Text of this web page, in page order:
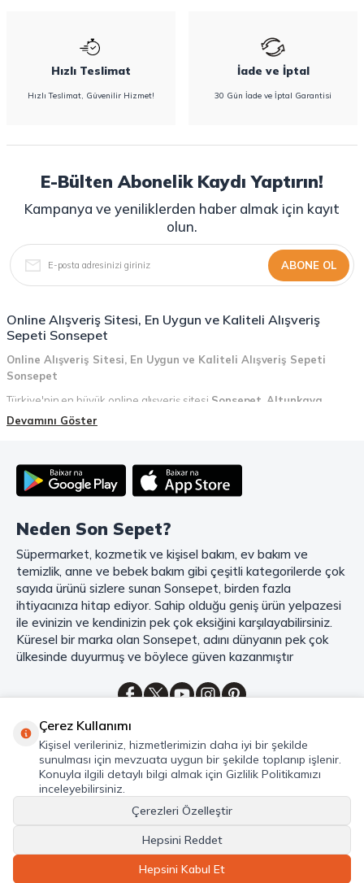
Hızlı Teslimat
Hızlı Teslimat, Güvenilir Hizmet!
İade ve İptal
30 Gün İade ve İptal Garantisi
E-Bülten Abonelik Kaydı Yaptırın!
Kampanya ve yeniliklerden haber almak için kayıt
olun.
ABONE OL
Online Alışveriş Sitesi, En Uygun ve Kaliteli Alışveriş
Sepeti Sonsepet
Online Alışveriş Sitesi, En Uygun ve Kaliteli Alışveriş Sepeti
Sonsepet
Türkiye'nin en büyük online alışveriş sitesi Sonsepet Altunkaya
Holdinggüvencesiyle hizmet vermektedir! Sonsepet, online alışveriş
teslimat ve güvenli ödeme seçenekleriyle, alışveriş yaparken
zamanınızı ve paranızı en verimli şekilde kullanırsınız.
Mahmood Coffee ile Kahve Keyfinizi Sonsepet'te Yaşayın!
Mahmood Coffee markasının eşsiz lezzetleriyle tanışın ve kahve
keyfinizi doruklara çıkarın. Filtre ve çekirdek kahve, kapsül kahve,
granül kahve, gold kahve, klasik kahve ve Türk kahvesi gibi birbirinden
lezzetli seçenekler arasından favorinizi seçin. Eğer pratik ve hızlı bir
kahve arıyorsanız, hazır Türk kahvesi ve cappuccino gibi seçenekler de
sizleri bekliyor. Sıcak çikolata ve kahve kreması ile kahve keyfinize
lezzet katabilirsiniz. Kahve tutkunlarının vazgeçilmezi olan bu ürünler,
keşfedin ve kahve keyfinizi doyasıya yaşayın!
Çayın büyülü dünyasına hoş geldiniz! Sonsepet, çay tutkunlarının
hayallerini süsleyenMahmood Teaçeşitlerini sizlerle buluşturuyor.
Seylan Çayı'nın benzersiz lezzetiyle tanışın ve çay demlemenin tadını
baştan yaşayın. Dökme çayın gizemli aroması ve sallama çayın taze
ferahlığı arasında kaybolmaya ne dersiniz?
Marka denildiğinde akla gelen ilk isim olan
ile kalite ve
lezzetin bir arada yaşayın. Sonsepet'in çay dünyasında her bir yaprak,
size özeldir. En taze çay yaprakları, en güzel demleme teknikleri ve en
zarif sunumlarla çay keyfinizi doruklara taşıyabilirsiniz.. Şimdi,
Devamını Göster
Neden Son Sepet?
Süpermarket, kozmetik ve kişisel bakım, ev bakım ve
temizlik, anne ve bebek bakım gibi çeşitli kategorilerde çok
sayıda ürünü sizlere sunan Sonsepet, birden fazla
ihtiyacınıza hitap ediyor. Sahip olduğu geniş ürün yelpazesi
ile evinizin ve kendinizin pek çok eksiğini karşılayabilirsiniz.
Küresel bir marka olan Sonsepet, adını dünyanın pek çok
ülkesinde duyurmuş ve böylece güven kazanmıştır
Kategoriler
Hızlı Erişim
Hakkımızda
© Sonsepet 2026 -Tüm Hakları Saklıdır.
Çerez Kullanımı
Kişisel verileriniz, hizmetlerimizin daha iyi bir şekilde
sunulması için mevzuata uygun bir şekilde toplanıp işlenir.
Konuyla ilgili detaylı bilgi almak için Gizlilik Politikamızı
inceleyebilirsiniz.
Çerezleri Özelleştir
Hepsini Reddet
Hepsini Kabul Et